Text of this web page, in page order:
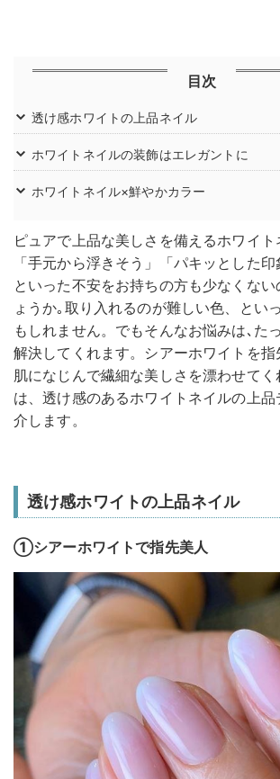
目次
透け感ホワイトの上品ネイル
ホワイトネイルの装飾はエレガントに
ホワイトネイル×鮮やかカラー
ピュアで上品な美しさを備えるホワイト
「手元から浮きそう」「パキッとした印
といった不安をお持ちの方も少なくない
ょうか｡取り入れるのが難しい色、とい
もしれません。でもそんなお悩みは､た
解決してくれます。シアーホワイトを指
肌になじんで繊細な美しさを漂わせてく
は、透け感のあるホワイトネイルの上
介します。
透け感ホワイトの上品ネイル
①シアーホワイトで指先美人